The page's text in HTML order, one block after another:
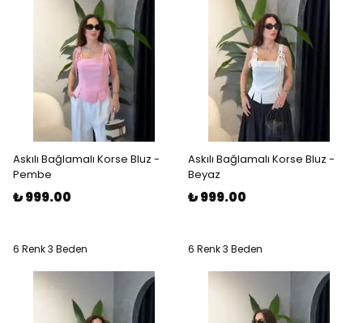
Askılı Bağlamalı Korse Bluz -
Pembe
₺ 999.00
6 Renk 3 Beden
Askılı Bağlamalı Korse Bluz -
Beyaz
₺ 999.00
6 Renk 3 Beden